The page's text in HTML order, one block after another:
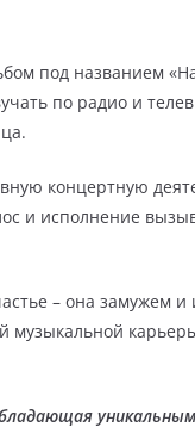
под названием
по радио и
концертную
и исполнение
– она замужем и
музыкальной